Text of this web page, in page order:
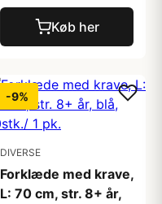
Køb her
-9%
DIVERSE
Forklæde med krave,
L: 70 cm, str. 8+ år,